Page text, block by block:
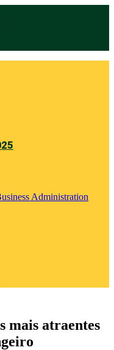
Administration
mais atraentes